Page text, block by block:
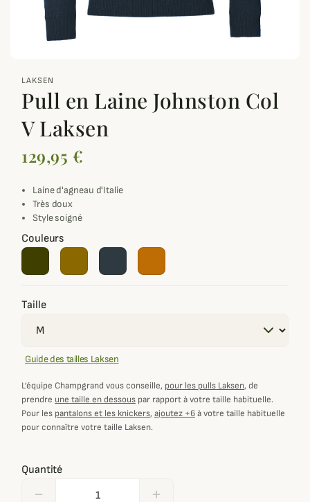
LAKSEN
Pull en Laine Johnston Col
V Laksen
129,95 €
Laine d'agneau d'Italie
Très doux
Style soigné
Couleurs
Taille
Guide des tailles Laksen
L’équipe Champgrand vous conseille, pour les pulls Laksen, de
prendre une taille en dessous par rapport à votre taille habituelle.
Pour les pantalons et les knickers, ajoutez +6à votre taille habituelle
pour connaître votre taille Laksen.
Quantité
remove add